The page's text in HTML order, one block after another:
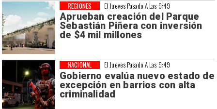
El Jueves Pasado A Las 9:49
Aprueban creación del Parque
Sebastián Piñera con inversión
de $4 mil millones
REGIONES
El Jueves Pasado A Las 9:49
Gobierno evalúa nuevo estado de
excepción en barrios con alta
criminalidad
NACIONAL